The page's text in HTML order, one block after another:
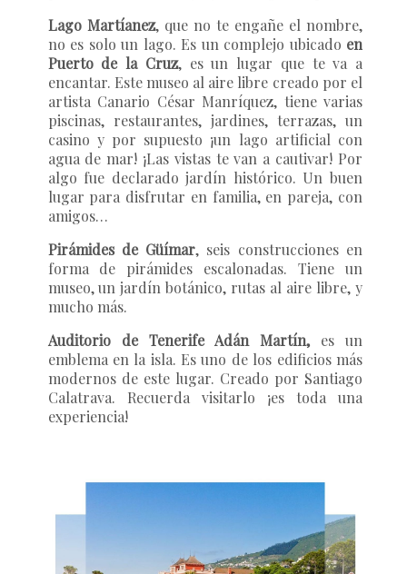
Lago Martíanez, que no te engañe el nombre,
no es solo un lago. Es un complejo ubicado en
Puerto de la Cruz, es un lugar que te va a
encantar. Este museo al aire libre creado por el
artista Canario César Manríquez, tiene varias
piscinas, restaurantes, jardines, terrazas, un
casino y por supuesto ¡un lago artificial con
agua de mar! ¡Las vistas te van a cautivar! Por
algo fue declarado jardín histórico. Un buen
lugar para disfrutar en familia, en pareja, con
amigos…
Pirámides de Güímar, seis construcciones en
forma de pirámides escalonadas. Tiene un
museo, un jardín botánico, rutas al aire libre, y
mucho más.
Auditorio de Tenerife Adán Martín,es un
emblema en la isla. Es uno de los edificios más
modernos de este lugar. Creado por Santiago
Calatrava. Recuerda visitarlo ¡es toda una
experiencia!